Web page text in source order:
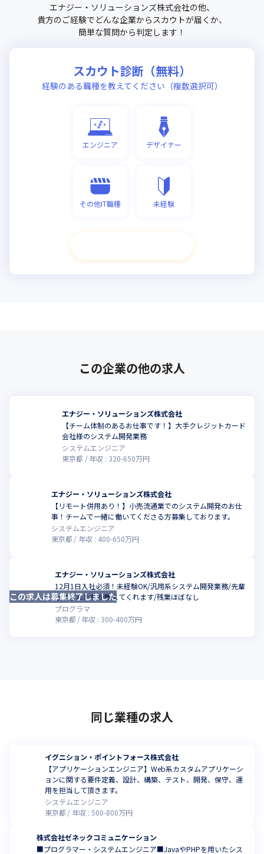
エナジー・ソリューションズ株式会社の他、
貴方のご経験でどんな企業からスカウトが届くか、
簡単な質問から判定します！
スカウト診断（無料）
経験のある職種を教えてください（複数選択可）
エンジニア デザイナー
その他IT職種 未経験
この企業の他の求人
エナジー・ソリューションズ株式会社
【チーム体制のあるお仕事です！】大手クレジットカード
会社様のシステム開発業務
システムエンジニア
東京都
年収 : 320-650万円
エナジー・ソリューションズ株式会社
【リモート併用あり！】小売流通業でのシステム開発のお仕
事！チームで一緒に働いてくださる方募集しております。
システムエンジニア
東京都
年収 : 400-650万円
エナジー・ソリューションズ株式会社
12月1日入社必須！未経験OK/汎用系システム開発業務/先輩
社員さんたちが教えてくれます/残業ほぼなし
プログラマ
東京都
年収 : 300-400万円
この求人は募集終了しました
同じ業種の求人
イグニション・ポイントフォース株式会社
【アプリケーションエンジニア】Web系カスタムアプリケーシ
ョンに関する要件定義、設計、構築、テスト、開発、保守、運
用を担当して頂きます。
システムエンジニア
東京都
年収 : 500-800万円
株式会社ゼネックコミュニケーション
■プログラマー・システムエンジニア■JavaやPHPを用いたシス